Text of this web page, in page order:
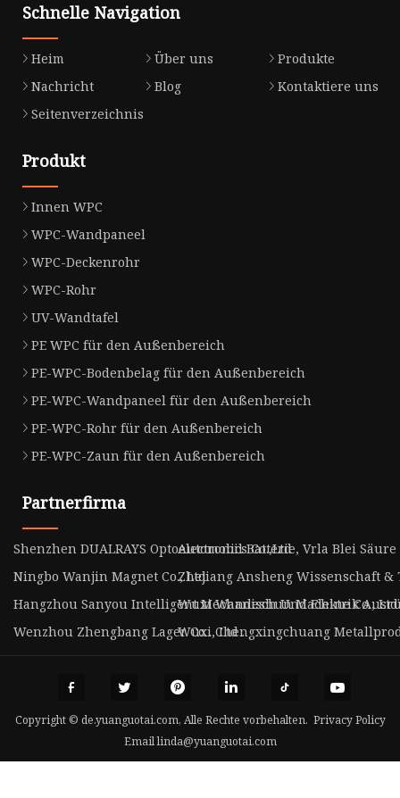
Schnelle Navigation
Heim Über uns
Produkte
Nachricht
Blog
Kontaktiere uns
Seitenverzeichnis
Produkt
Innen WPC
WPC-Wandpaneel
WPC-Deckenrohr
WPC-Rohr
UV-Wandtafel
PE WPC für den Außenbereich
PE-WPC-Bodenbelag für den Außenbereich
PE-WPC-Wandpaneel für den Außenbereich
PE-WPC-Rohr für den Außenbereich
PE-WPC-Zaun für den Außenbereich
Partnerfirma
Shenzhen DUALRAYS Optoelectronics Co.,Ltd
Automobil Batterie, Vrla Blei Säure
Ningbo Wanjin Magnet Co., LtdZhejiang Ansheng Wissenschaft &
Hangzhou Sanyou Intelligent Mechanisch Und Elektrik
Wuxi Wandeshun Machine Co., Ltd.
Wenzhou Zhengbang Lager Co ., Ltd .Wuxi Chengxingchuang
Copyright © de.yuanguotai.com, Alle Rechte vorbehalten. Privacy Policy
Emaillinda@yuanguotai.com